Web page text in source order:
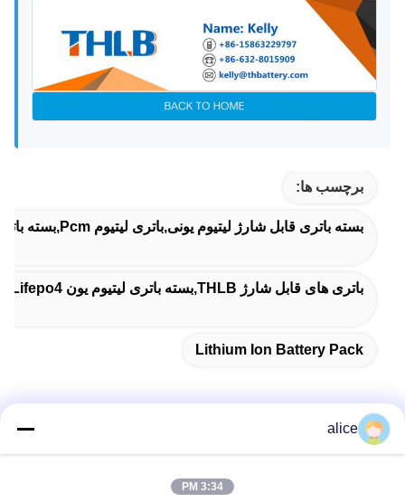
برچسب ها:
بسته باتری قابل شارژ لیتیوم یونی,باتری لیتیوم Pcm,بسته باتری لیتیوم یون
باتری های قابل شارژ THLB,بسته باتری لیتیوم یون Lifepo4,بسته باتری THLB 6.4v 6ah
Lithium Ion Battery Pack
alice
3:34 PM